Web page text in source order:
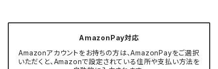
AmazonPay対応
Amazonアカウントをお持ちの方は、AmazonPayをご選択
いただくと、Amazonで設定されている住所や支払い方法を